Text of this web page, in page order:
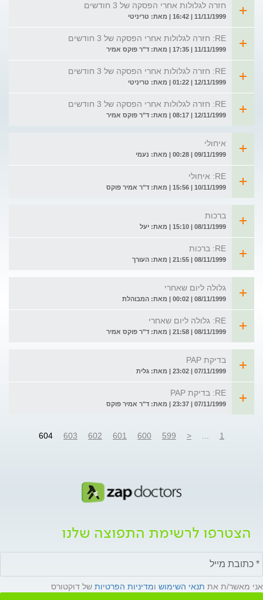
חזרה לגלולות אחרי הפסקה של 3 חודשים
11/11/1999 | 16:42 | מאת: טריניטי
RE: חזרה לגלולות אחרי הפסקה של 3 חודשים
11/11/1999 | 17:35 | מאת: ד"ר פוקס אמיר
RE: חזרה לגלולות אחרי הפסקה של 3 חודשים
12/11/1999 | 01:22 | מאת: טריניטי
RE: חזרה לגלולות אחרי הפסקה של 3 חודשים
12/11/1999 | 08:17 | מאת: ד"ר פוקס אמיר
איחולי
09/11/1999 | 00:28 | מאת: נעמי
RE: איחולי
10/11/1999 | 15:56 | מאת: ד"ר אמיר פוקס
ברכות
08/11/1999 | 15:10 | מאת: יעל
RE: ברכות
08/11/1999 | 21:55 | מאת: העורך
גלולה ליום שאחרי
08/11/1999 | 00:02 | מאת: המבוהלת
RE: גלולה ליום שאחרי
08/11/1999 | 21:58 | מאת: ד"ר פוקס אמיר
בדיקת PAP
07/11/1999 | 23:02 | מאת: גלית
RE: בדיקת PAP
07/11/1999 | 23:37 | מאת: ד"ר אמיר פוקס
1
<
599
600
601
602
603
604
הצטרפו לרשימת התפוצה שלנו
אני מאשר/ת את תנאי השימוש ומדיניות הפרטיות של דוקטורס